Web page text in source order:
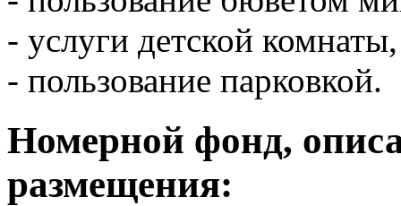
- услуги детской комнаты,
- пользование парковкой.
Номерной фонд,
размещения: